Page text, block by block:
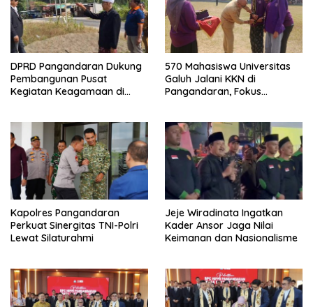
DPRD Pangandaran Dukung
Pembangunan Pusat
Kegiatan Keagamaan di
570 Mahasiswa Universitas
Galuh Jalani KKN di
Pangandaran, Fokus
Kapolres Pangandaran
Perkuat Sinergitas TNI-Polri
Lewat Silaturahmi
Jeje Wiradinata Ingatkan
Kader Ansor Jaga Nilai
Keimanan dan Nasionalisme